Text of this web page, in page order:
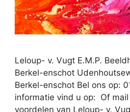
Leloup- v. Vugt E.M.P.
Berkel-enschot
Berkel-enschot Bel ons op:
informatie vind u op: Of
voordelen van Leloup- v.